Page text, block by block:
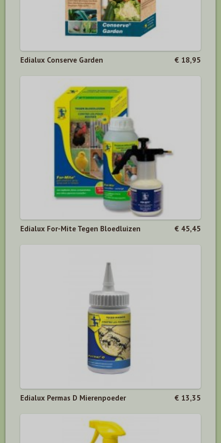
Edialux Conserve Garden € 18,95
Edialux For-Mite Tegen Bloedluizen € 45,45
Edialux Permas D Mierenpoeder € 13,35